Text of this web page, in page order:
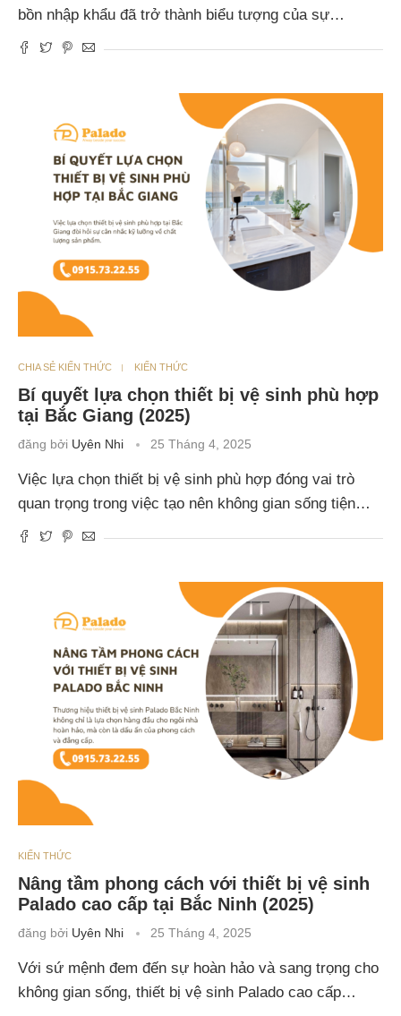
bồn nhập khẩu đã trở thành biểu tượng của sự…
CHIA SẺ KIẾN THỨC KIẾN THỨC
Bí quyết lựa chọn thiết bị vệ sinh phù hợp
tại Bắc Giang (2025)
đăng bởi Uyên Nhi 25 Tháng 4, 2025
Việc lựa chọn thiết bị vệ sinh phù hợp đóng vai trò
quan trọng trong việc tạo nên không gian sống tiện…
KIẾN THỨC
Nâng tầm phong cách với thiết bị vệ sinh
Palado cao cấp tại Bắc Ninh (2025)
đăng bởi Uyên Nhi 25 Tháng 4, 2025
Với sứ mệnh đem đến sự hoàn hảo và sang trọng cho
không gian sống, thiết bị vệ sinh Palado cao cấp…